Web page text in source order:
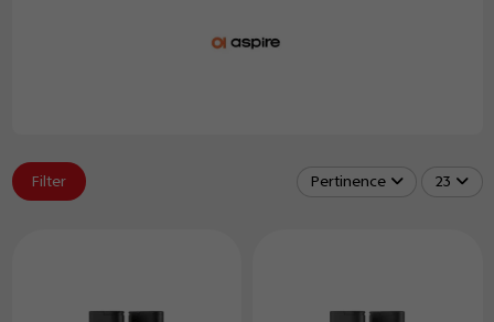
Filter Pertinence 23